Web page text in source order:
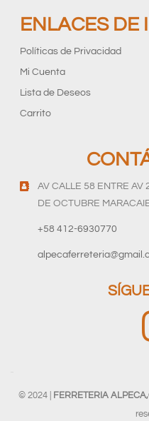
ENLACES DE
Políticas de Privacidad
Mi Cuenta
Lista de Deseos
Carrito
AV CALLE 58 ENTRE AV
DE OCTUBRE
+58 412-6930770
© 2024 | FERRETERIA